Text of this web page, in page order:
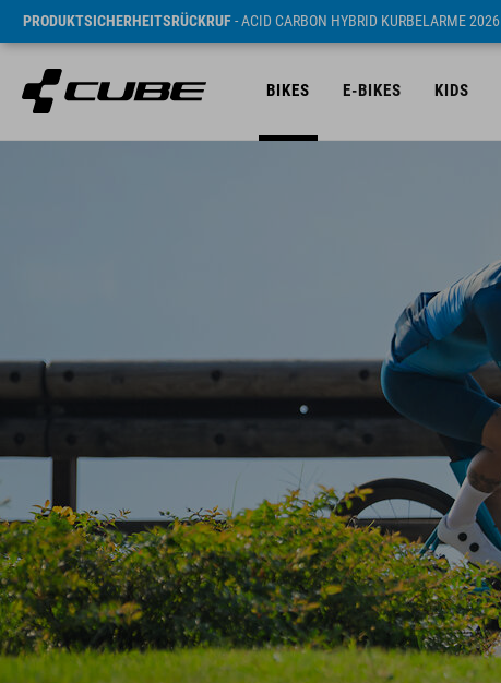
PRODUKTSICHERHEITSRÜCKRUF- ACID CARBON HYBRID KURBELARME 2026
BIKES E-BIKES KIDS